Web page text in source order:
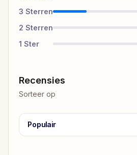
3 Sterren
2 Sterren
1 Ster
Recensies
Sorteer op
Populair